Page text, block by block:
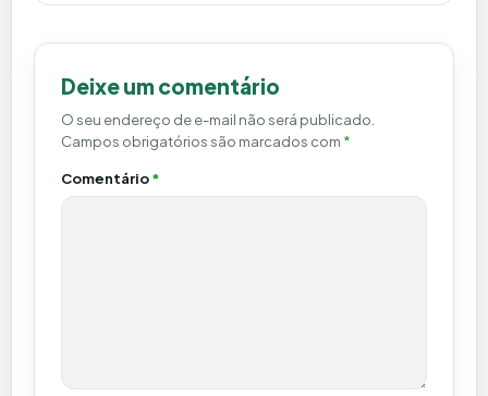
Deixe um comentário
O seu endereço de e-mail não será publicado.
Campos obrigatórios são marcados com *
Comentário*